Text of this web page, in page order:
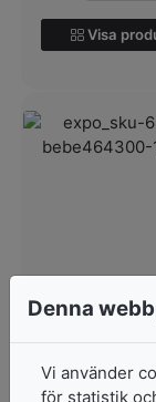
Visa
Giotto Bebe
I
Denna
Vi använder
för statistik